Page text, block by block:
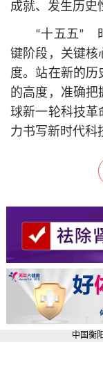
成就、发生历史
“十五五”
键阶段，关键核
度。站在新的历
的高度，准确
球新一轮科技革
力书写新时代科
中国衡